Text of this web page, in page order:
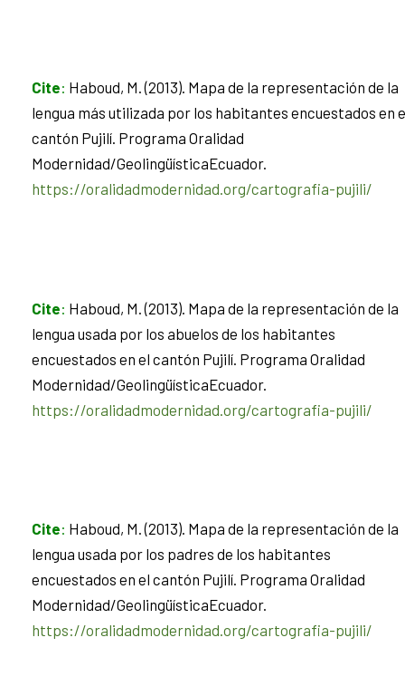
Cite: Haboud, M. (2013). Mapa de la representación de la
lengua más utilizada por los habitantes encuestados en
cantón Pujilí. Programa Oralidad
Modernidad/GeolingüísticaEcuador.
https://oralidadmodernidad.org/cartografia-pujili/
Cite: Haboud, M. (2013). Mapa de la representación de la
lengua usada por los abuelos de los habitantes
encuestados en el cantón Pujilí. Programa Oralidad
Modernidad/GeolingüísticaEcuador.
https://oralidadmodernidad.org/cartografia-pujili/
Cite: Haboud, M. (2013). Mapa de la representación de la
lengua usada por los padres de los habitantes
encuestados en el cantón Pujilí. Programa Oralidad
Modernidad/GeolingüísticaEcuador.
https://oralidadmodernidad.org/cartografia-pujili/